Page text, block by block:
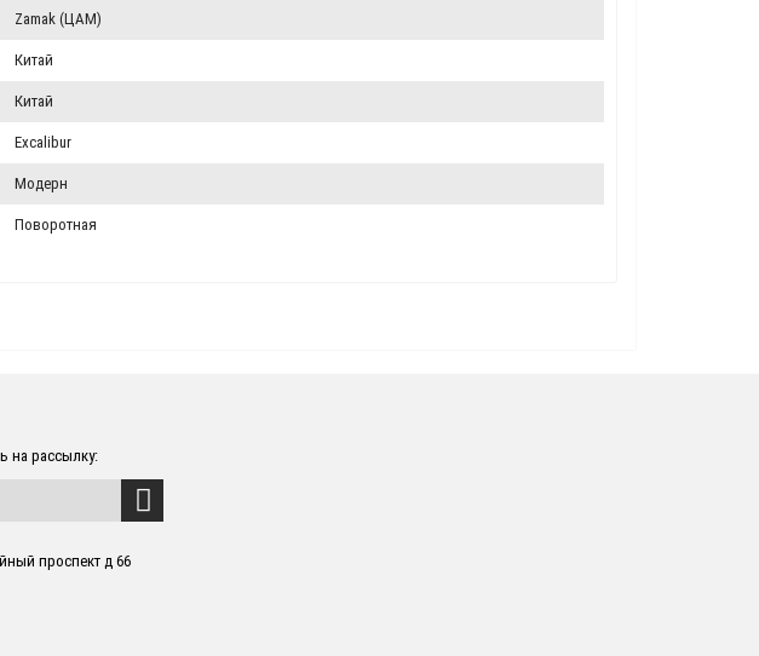
Zamak (ЦАМ)
Китай
Китай
Excalibur
Модерн
Поворотная
на рассылку:
проспект д 66